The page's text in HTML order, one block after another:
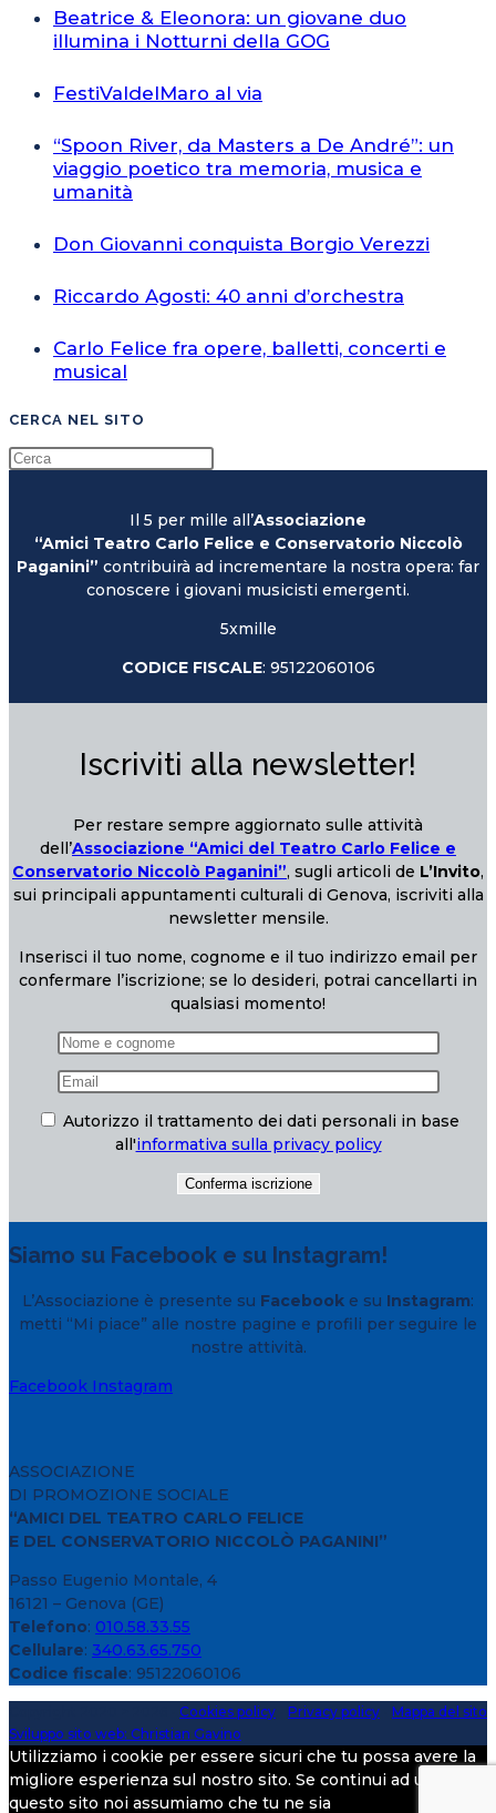
Beatrice & Eleonora: un giovane duo
illumina i Notturni della GOG
FestiValdelMaro al via
“Spoon River, da Masters a De André”: un
viaggio poetico tra memoria, musica e
umanità
Don Giovanni conquista Borgio Verezzi
Riccardo Agosti: 40 anni d’orchestra
Carlo Felice fra opere, balletti, concerti e
musical
CERCA NEL SITO
Il 5 per mille all’Associazione
“Amici Teatro Carlo Felice e Conservatorio Niccolò
Paganini” contribuirà ad incrementare la nostra opera: far
conoscere i giovani musicisti emergenti.
5xmille
CODICE FISCALE: 95122060106
Iscriviti alla newsletter!
Per restare sempre aggiornato sulle attività
dell’Associazione “Amici del Teatro Carlo Felice e
Conservatorio Niccolò Paganini”, sugli articoli de L’Invito,
sui principali appuntamenti culturali di Genova, iscriviti alla
newsletter mensile.
Inserisci il tuo nome, cognome e il tuo indirizzo email per
confermare l’iscrizione; se lo desideri, potrai cancellarti in
qualsiasi momento!
Autorizzo il trattamento dei dati personali in base
all'informativa sulla privacy policy
Siamo su Facebook e su Instagram!
L’Associazione è presente su Facebook e su Instagram:
metti “Mi piace” alle nostre pagine e profili per seguire le
nostre attività.
Facebook Instagram
ASSOCIAZIONE
DI PROMOZIONE SOCIALE
“AMICI DEL TEATRO CARLO FELICE
E DEL CONSERVATORIO NICCOLÒ PAGANINI”
Passo Eugenio Montale, 4
16121 – Genova (GE)
Telefono: 010.58.33.55
Cellulare: 340.63.65.750
Codice fiscale: 95122060106
Cookies policy Privacy policy
Mappa del sito
Sviluppo sito web: Christian Gavino
Utilizziamo i cookie per essere sicuri che tu possa avere la
migliore esperienza sul nostro sito. Se continui ad utilizzare
questo sito noi assumiamo che tu ne sia